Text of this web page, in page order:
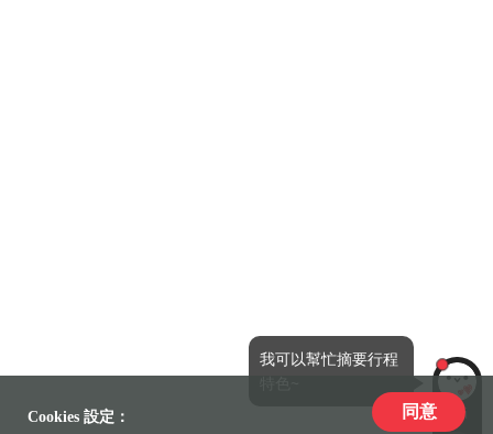
LiLi
我可以幫忙摘要行程
Cookies 設定： 同意